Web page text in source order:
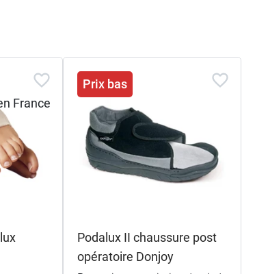
Prix bas
Podalux II chaussure post
opératoire Donjoy